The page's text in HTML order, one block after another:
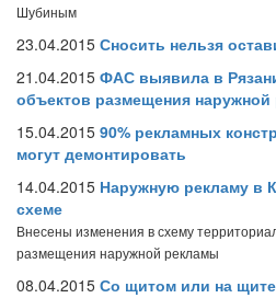
Шубиным
23.04.2015 Сносить нельзя
21.04.2015 ФАС выявила в
объектов размещения
15.04.2015 90% рекламных
могут демонтировать
14.04.2015 Наружную рекламу в
схеме
Внесены изменения в схему
размещения наружной рекламы
08.04.2015 Со щитом или на